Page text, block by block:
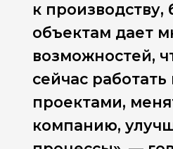
к производству,
объектам дает
возможностей,
сейчас работать
проектами,
компанию,